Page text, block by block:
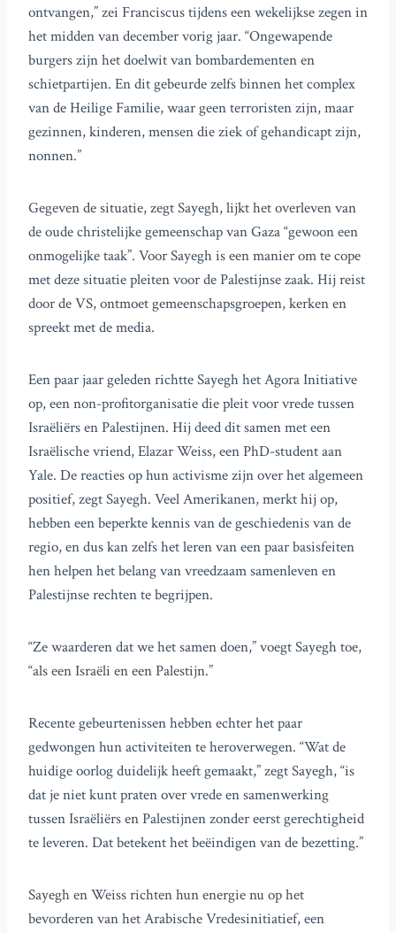
ontvangen,” zei Franciscus tijdens een wekelijkse zegen in
het midden van december vorig jaar. “Ongewapende
burgers zijn het doelwit van bombardementen en
schietpartijen. En dit gebeurde zelfs binnen het complex
van de Heilige Familie, waar geen terroristen zijn, maar
gezinnen, kinderen, mensen die ziek of gehandicapt zijn,
nonnen.”
Gegeven de situatie, zegt Sayegh, lijkt het overleven van
de oude christelijke gemeenschap van Gaza “gewoon een
onmogelijke taak”. Voor Sayegh is een manier om te cope
met deze situatie pleiten voor de Palestijnse zaak. Hij reist
door de VS, ontmoet gemeenschapsgroepen, kerken en
spreekt met de media.
Een paar jaar geleden richtte Sayegh het Agora Initiative
op, een non-profitorganisatie die pleit voor vrede tussen
Israëliërs en Palestijnen. Hij deed dit samen met een
Israëlische vriend, Elazar Weiss, een PhD-student aan
Yale. De reacties op hun activisme zijn over het algemeen
positief, zegt Sayegh. Veel Amerikanen, merkt hij op,
hebben een beperkte kennis van de geschiedenis van de
regio, en dus kan zelfs het leren van een paar basisfeiten
hen helpen het belang van vreedzaam samenleven en
Palestijnse rechten te begrijpen.
“Ze waarderen dat we het samen doen,” voegt Sayegh toe,
“als een Israëli en een Palestijn.”
Recente gebeurtenissen hebben echter het paar
gedwongen hun activiteiten te heroverwegen. “Wat de
huidige oorlog duidelijk heeft gemaakt,” zegt Sayegh, “is
dat je niet kunt praten over vrede en samenwerking
tussen Israëliërs en Palestijnen zonder eerst gerechtigheid
te leveren. Dat betekent het beëindigen van de bezetting.”
Sayegh en Weiss richten hun energie nu op het
bevorderen van het Arabische Vredesinitiatief, een